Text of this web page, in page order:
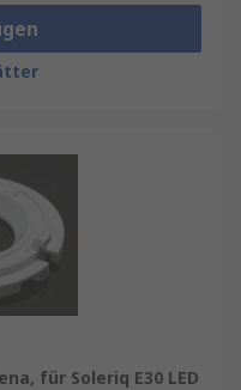
für Soleriq E30 LED